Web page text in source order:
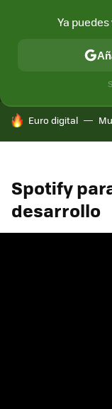
HOY SE HABLA DE
Euro digital
Spotify
desarrollo
Ya